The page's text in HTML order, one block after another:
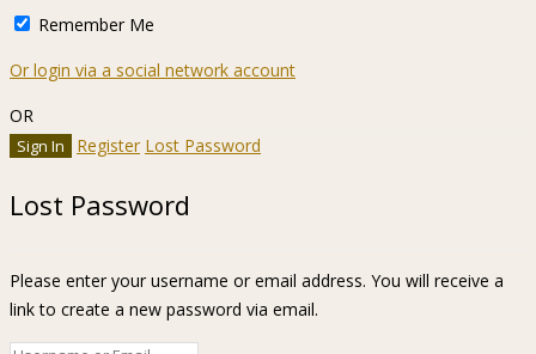
Remember Me
Or login via a social network account
OR
Register Lost Password
Lost Password
Please enter your username or email address. You will receive a
link to create a new password via email.